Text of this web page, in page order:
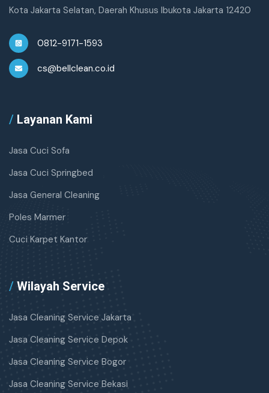
Kota Jakarta Selatan, Daerah Khusus Ibukota Jakarta 12420
0812-9171-1593
cs@bellclean.co.id
/ Layanan Kami
Jasa Cuci Sofa
Jasa Cuci Springbed
Jasa General Cleaning
Poles Marmer
Cuci Karpet Kantor
/ Wilayah Service
Jasa Cleaning Service Jakarta
Jasa Cleaning Service Depok
Jasa Cleaning Service Bogor
Jasa Cleaning Service Bekasi